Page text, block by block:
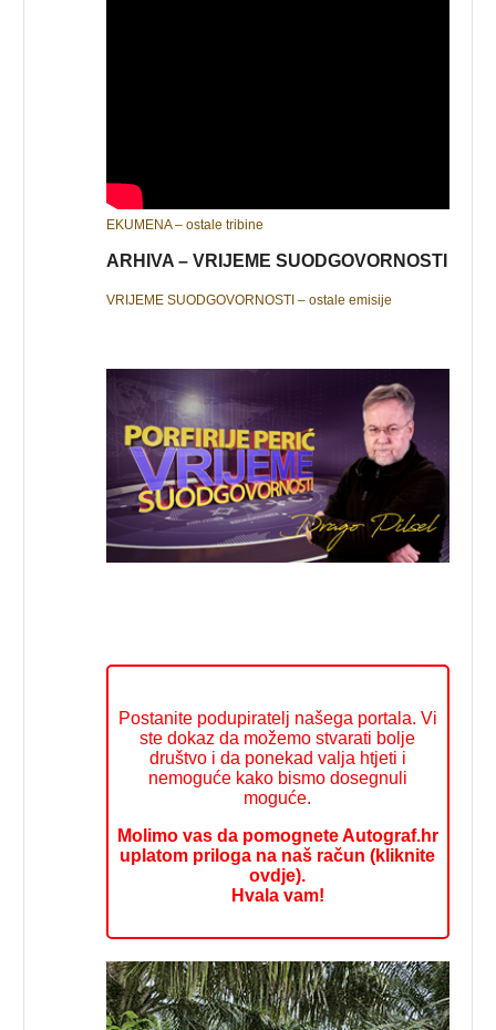
EKUMENA – ostale tribine
ARHIVA – VRIJEME SUODGOVORNOSTI
VRIJEME SUODGOVORNOSTI – ostale emisije
Postanite podupiratelj našega portala. Vi
ste dokaz da možemo stvarati bolje
društvo i da ponekad valja htjeti i
nemoguće kako bismo dosegnuli
moguće.
Molimo vas da pomognete Autograf.hr
uplatom priloga na naš račun (kliknite
ovdje).
Hvala vam!